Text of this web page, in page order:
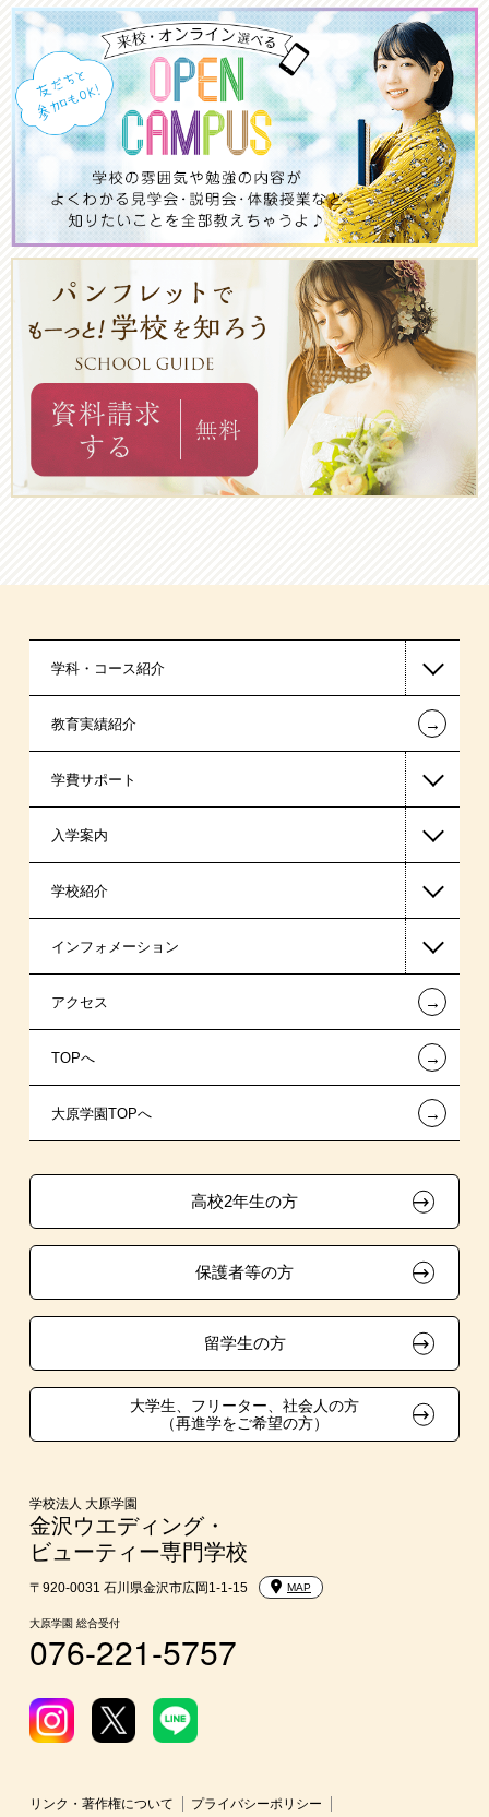
学科・コース紹介
ブライダル系
ビューティー系
教育実績紹介 ←
学費サポート
高等教育の修学支援新制度
日本学生支援機構の奨学金
日本政策金融公庫（国の教育ローン）
提携教育ローン
試験による特待生制度
取得資格による特待生制度
入学案内
一般入学
AO入学制度
特別推薦入学
推薦入学
ボランティア・クラブ・
生徒会活動推薦入学
学費
入学前のお勧め学習システム
大学・短大・公務員併願制度
親族紹介制度
学校紹介
在校生からあなたへ
夢を叶えた先輩たち
施設・研修所
学生寮・マンションのご案内
大原学園グループ案内
インフォメーション
お知らせ・新着情報
在校生へのお知らせ
各種証明書の発行ご希望の方
採用ご担当の方
アクセス ←
TOPへ ←
大原学園TOPへ ←
高校2年生の方
保護者等の方
留学生の方
大学生、フリーター、社会人の方
（再進学をご希望の方）
学校法人 大原学園
金沢ウエディング・
ビューティー専門学校
〒920-0031 石川県金沢市広岡1-1-15 MAP
大原学園 総合受付
076-221-5757
リンク・著作権について プライバシーポリシー